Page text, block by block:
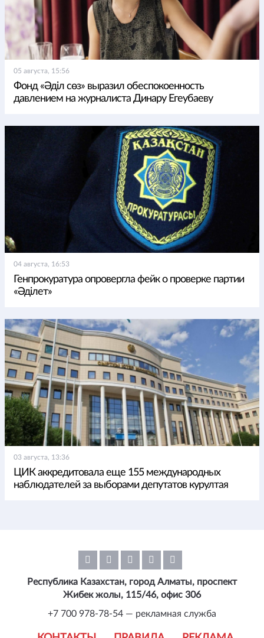
05 августа, 15:56
Фонд «Әділ сөз» выразил обеспокоенность
давлением на журналиста Динару Егеубаеву
04 августа, 16:53
Генпрокуратура опровергла фейк о проверке партии
«Әділет»
03 августа, 13:36
ЦИК аккредитовала еще 155 международных
наблюдателей за выборами депутатов курултая
Республика Казахстан, город Алматы, проспект
Жибек жолы, 115/46, офис 306
+7 700 978-78-54 — рекламная служба